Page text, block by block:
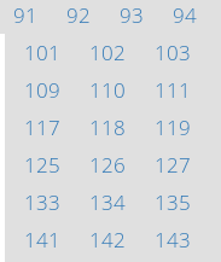
91
92 93 94
101
102 103
109
110 111
117
118 119
125
126 127
133
134 135
141
142 143